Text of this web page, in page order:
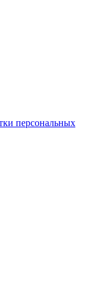
персональных